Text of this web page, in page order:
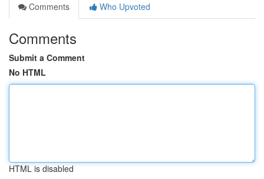
Comments
Who Upvoted
Comments
Submit a Comment
No HTML
HTML is disabled